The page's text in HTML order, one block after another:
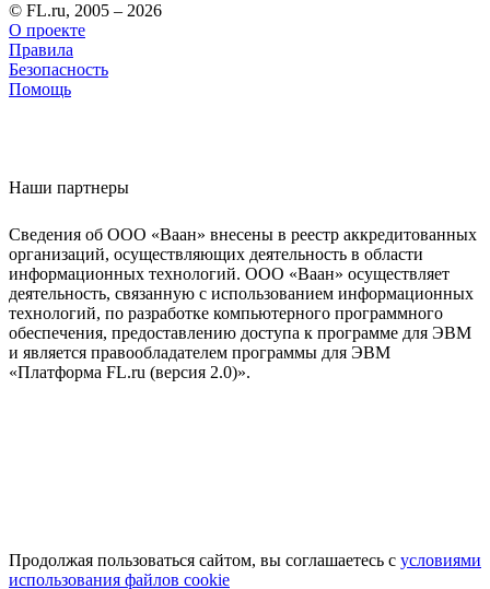
© FL.ru, 2005 – 2026
О проекте
Правила
Безопасность
Помощь
Наши партнеры
Сведения об ООО «Ваан» внесены в реестр аккредитованных
организаций, осуществляющих деятельность в области
информационных технологий. ООО «Ваан» осуществляет
деятельность, связанную с использованием информационных
технологий, по разработке компьютерного программного
обеспечения, предоставлению доступа к программе для ЭВМ
и является правообладателем программы для ЭВМ
«Платформа FL.ru (версия 2.0)».
Продолжая пользоваться сайтом, вы соглашаетесь с условиями
использования файлов cookie